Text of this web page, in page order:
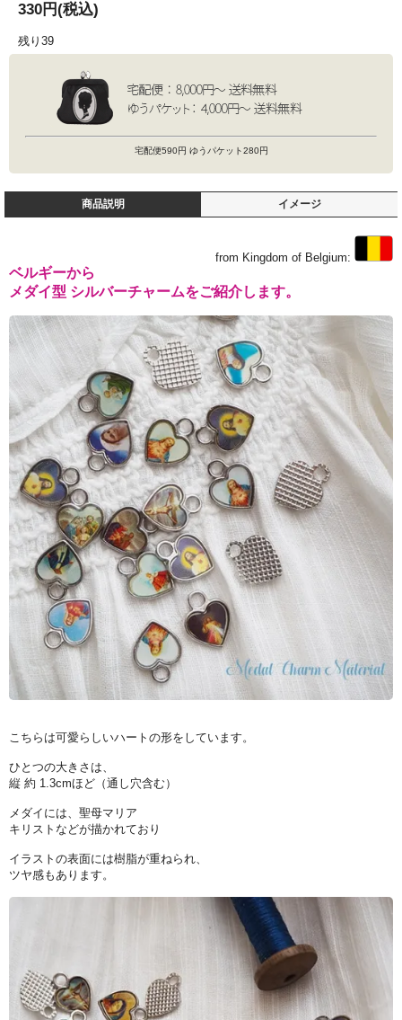
330円(税込)
残り39
宅配便590円 ゆうパケット280円
商品説明 イメージ
from Kingdom of Belgium:
ベルギーから
メダイ型 シルバーチャームをご紹介します。
こちらは可愛らしいハートの形をしています。
ひとつの大きさは、
縦 約 1.3cmほど（通し穴含む）
メダイには、聖母マリア
キリストなどが描かれており
イラストの表面には樹脂が重ねられ、
ツヤ感もあります。